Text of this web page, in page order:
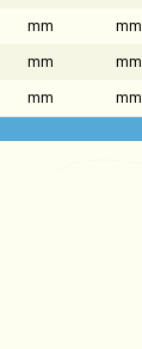
mm mm
mm mm
mm mm